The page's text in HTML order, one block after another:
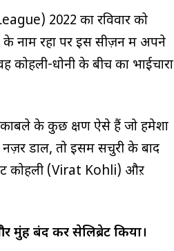
2022 का रविवार को
के नाम रहा पर इस सीज़न में अपने
कोहली-धोनी के बीच का भाईचारा
के कुछ क्षण ऐसे हैं जो हमेशा
डालें, तो इसमें सेंचुरी के बाद
कोहली (Virat Kohli) औऱ
बंद कर सेलिब्रेट किया।